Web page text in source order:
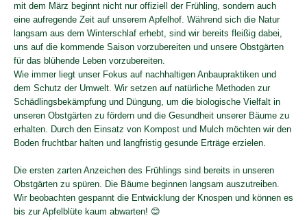
mit dem März beginnt nicht nur offiziell der Frühling, sondern auch
eine aufregende Zeit auf unserem Apfelhof. Während sich die Natur
langsam aus dem Winterschlaf erhebt, sind wir bereits fleißig dabei,
uns auf die kommende Saison vorzubereiten und unsere Obstgärten
für das blühende Leben vorzubereiten.
Wie immer liegt unser Fokus auf nachhaltigen Anbaupraktiken und
dem Schutz der Umwelt. Wir setzen auf natürliche Methoden zur
Schädlingsbekämpfung und Düngung, um die biologische Vielfalt in
unseren Obstgärten zu fördern und die Gesundheit unserer Bäume zu
erhalten. Durch den Einsatz von Kompost und Mulch möchten wir den
Boden fruchtbar halten und langfristig gesunde Erträge erzielen.
Die ersten zarten Anzeichen des Frühlings sind bereits in unseren
Obstgärten zu spüren. Die Bäume beginnen langsam auszutreiben.
Wir beobachten gespannt die Entwicklung der Knospen und können es
bis zur Apfelblüte kaum abwarten! 😊